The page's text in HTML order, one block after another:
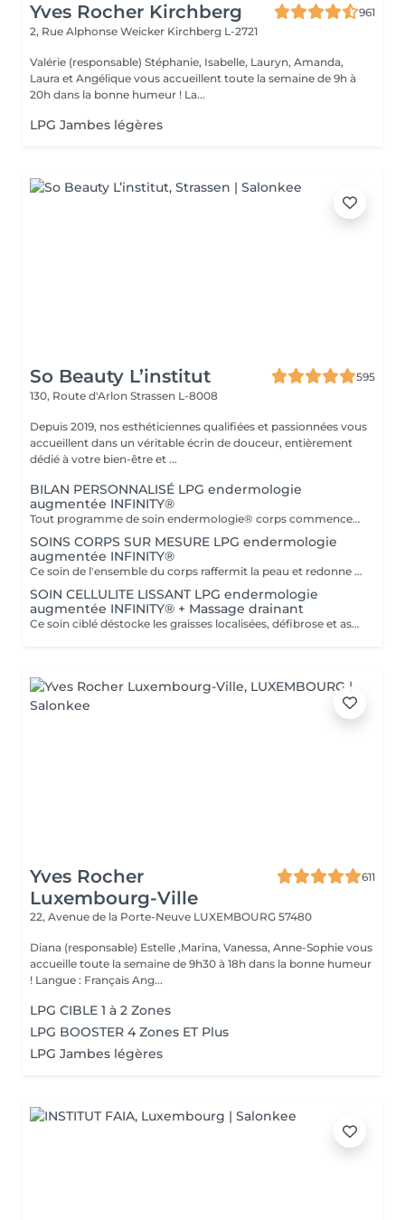
Yves Rocher Kirchberg
961
2, Rue Alphonse Weicker Kirchberg L-2721
Valérie (responsable) Stéphanie, Isabelle, Lauryn, Amanda,
Laura et Angélique vous accueillent toute la semaine de 9h à
20h dans la bonne humeur ! La...
LPG Jambes légères
So Beauty L’institut
595
130, Route d'Arlon Strassen L-8008
Depuis 2019, nos esthéticiennes qualifiées et passionnées vous
accueillent dans un véritable écrin de douceur, entièrement
dédié à votre bien-être et ...
BILAN PERSONNALISÉ LPG endermologie
augmentée INFINITY®
Tout programme de soin endermologie® corps commence par un bilan ultra-précis, avec l'application professionnelle ENDERMOLINK. Il se déroule en trois étapes clés : 1. Décryptage de votre mode de vie. 2. Analyse de votre peau. 3. Création de votre programme sur-mesure.
SOINS CORPS SUR MESURE LPG endermologie
augmentée INFINITY®
Ce soin de l'ensemble du corps raffermit la peau et redonne du galbe aux courbes pour retrouver une silhouette resculptée et plus ferme tout en procurant un grand moment de bien-être. DESTOCKE les graisses Grâce à la nouvelle tête de traitement brevetée Alliance, endermologie® permet de cibler et d'affiner les zones rebelles à lexercice et à l'hygiène alimentaire (bras, dos, ventre, taille, cuisses..) tout en s'adaptant précisément aux besoins de chaque peau. LISSE la cellulite La cellulite, qui touche 90 % des femmes même les plus minces et les plus sportives, résulte à la fois dun stockage de graisses dans les adipocytes (cellules graisseuses) et dune rétention d'eau tout autour. RAFFERMIT la peau Variations de poids, grossesses, temps qui passe la peau perd progressivement de sa tonicité et de sa souplesse. Même si ce relâchement cutané concerne tout le corps, certaines zones y sont plus sensibles : intérieur des cuisses, ventre, bras, etc
SOIN CELLULITE LISSANT LPG endermologie
augmentée INFINITY® + Massage drainant
Ce soin ciblé déstocke les graisses localisées, défibrose et assouplit les tissus pour traiter efficacement la cellulite adipeuse et fibreuse tout en procurant un grand moment de bien-être. 40 minutes LPG + 10 minutes de massage drainant/amincissant sur l'avant des jambes.
Yves Rocher
Luxembourg-Ville
611
22, Avenue de la Porte-Neuve LUXEMBOURG 57480
Diana (responsable) Estelle ,Marina, Vanessa, Anne-Sophie vous
accueille toute la semaine de 9h30 à 18h dans la bonne humeur
! Langue : Français Ang...
LPG CIBLE 1 à 2 Zones
LPG BOOSTER 4 Zones ET Plus
LPG Jambes légères